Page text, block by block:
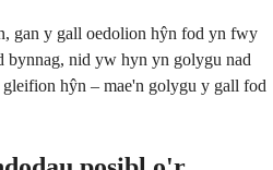
gan y gall oedolion hŷn fod yn fwy
bynnag, nid yw hyn yn golygu nad
hŷn – mae'n golygu y gall fod